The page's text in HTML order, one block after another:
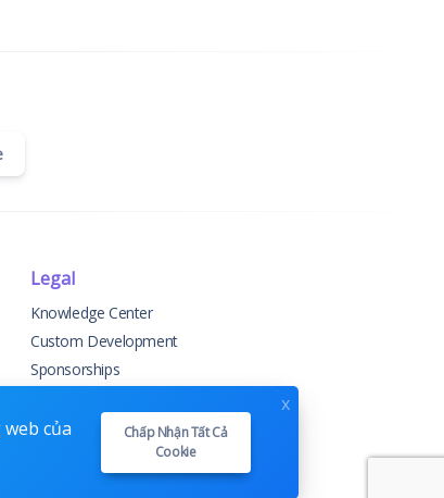
Legal
Knowledge Center
Custom Development
Sponsorships
Privacy Policy
của
Chấp Nhận Tất Cả
Cookie
x